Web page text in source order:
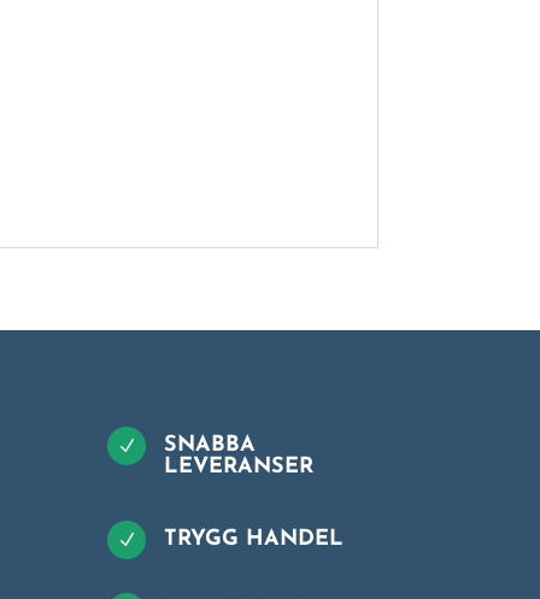
N
SNABBA
LEVERANSER
N TRYGG HANDEL